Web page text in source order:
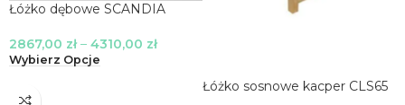
Łóżko dębowe SCANDIA
2867,00 zł– 4310,00 zł
Wybierz Opcje
Łóżko sosnowe kacper CLS65